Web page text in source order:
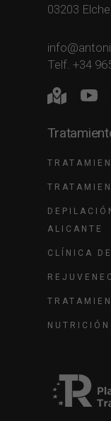
03203
Telf. +34
ALICANTE
CLÍNICA